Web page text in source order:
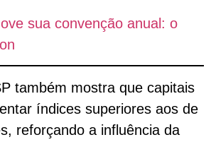
sua convenção anual: o
também mostra que capitais
índices superiores aos de
reforçando a influência da